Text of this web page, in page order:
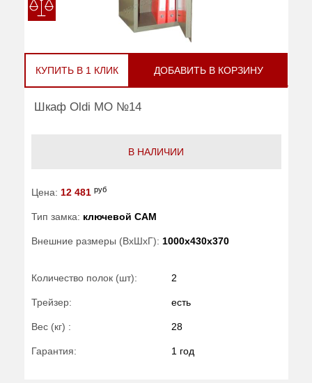
КУПИТЬ В 1 КЛИК ДОБАВИТЬ В КОРЗИНУ
Шкаф Oldi МО №14
В НАЛИЧИИ
Цена: 12 481 руб
Тип замка: ключевой САМ
Внешние размеры (ВхШхГ): 1000x430x370
Количество полок (шт): 2
Трейзер: есть
Вес (кг) : 28
Гарантия: 1 год